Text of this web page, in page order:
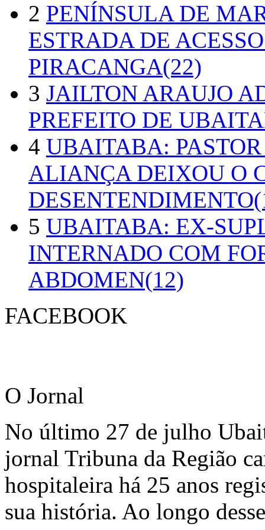
2 PENÍNSULA DE
ESTRADA DE
PIRACANGA(22)
3 JAILTON ARAUJO
PREFEITO DE
4 UBAITABA:
ALIANÇA DEIXOU O
5 UBAITABA: EX-
INTERNADO COM
ABDOMEN(12)
FACEBOOK
O Jornal
No último 27 de julho
jornal Tribuna da Região
hospitaleira há 25 anos
sua história. Ao longo